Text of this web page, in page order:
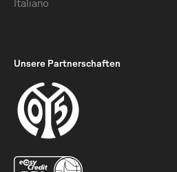
Unsere Partnerschaften